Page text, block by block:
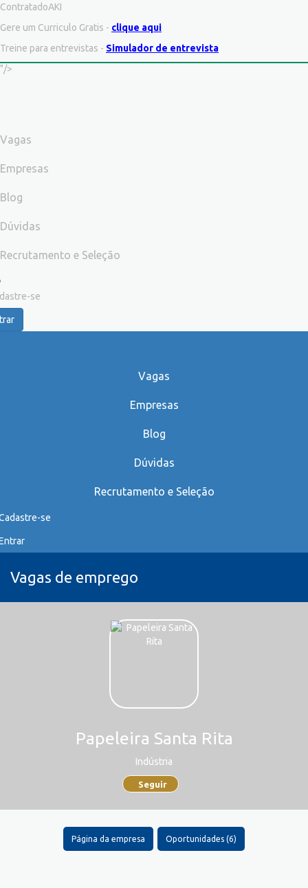
ContratadoAKI
Gere um Curriculo Gratis - clique aqui
Treine para entrevistas - Simulador de entrevista
"/>
Vagas
Empresas
Blog
Dúvidas
Recrutamento e Seleção
se
Vagas
Empresas
Blog
Dúvidas
Recrutamento e Seleção
se
Vagas de emprego
Papeleira Santa Rita
Indústria
Seguir
Página da empresa Oportunidades (6)